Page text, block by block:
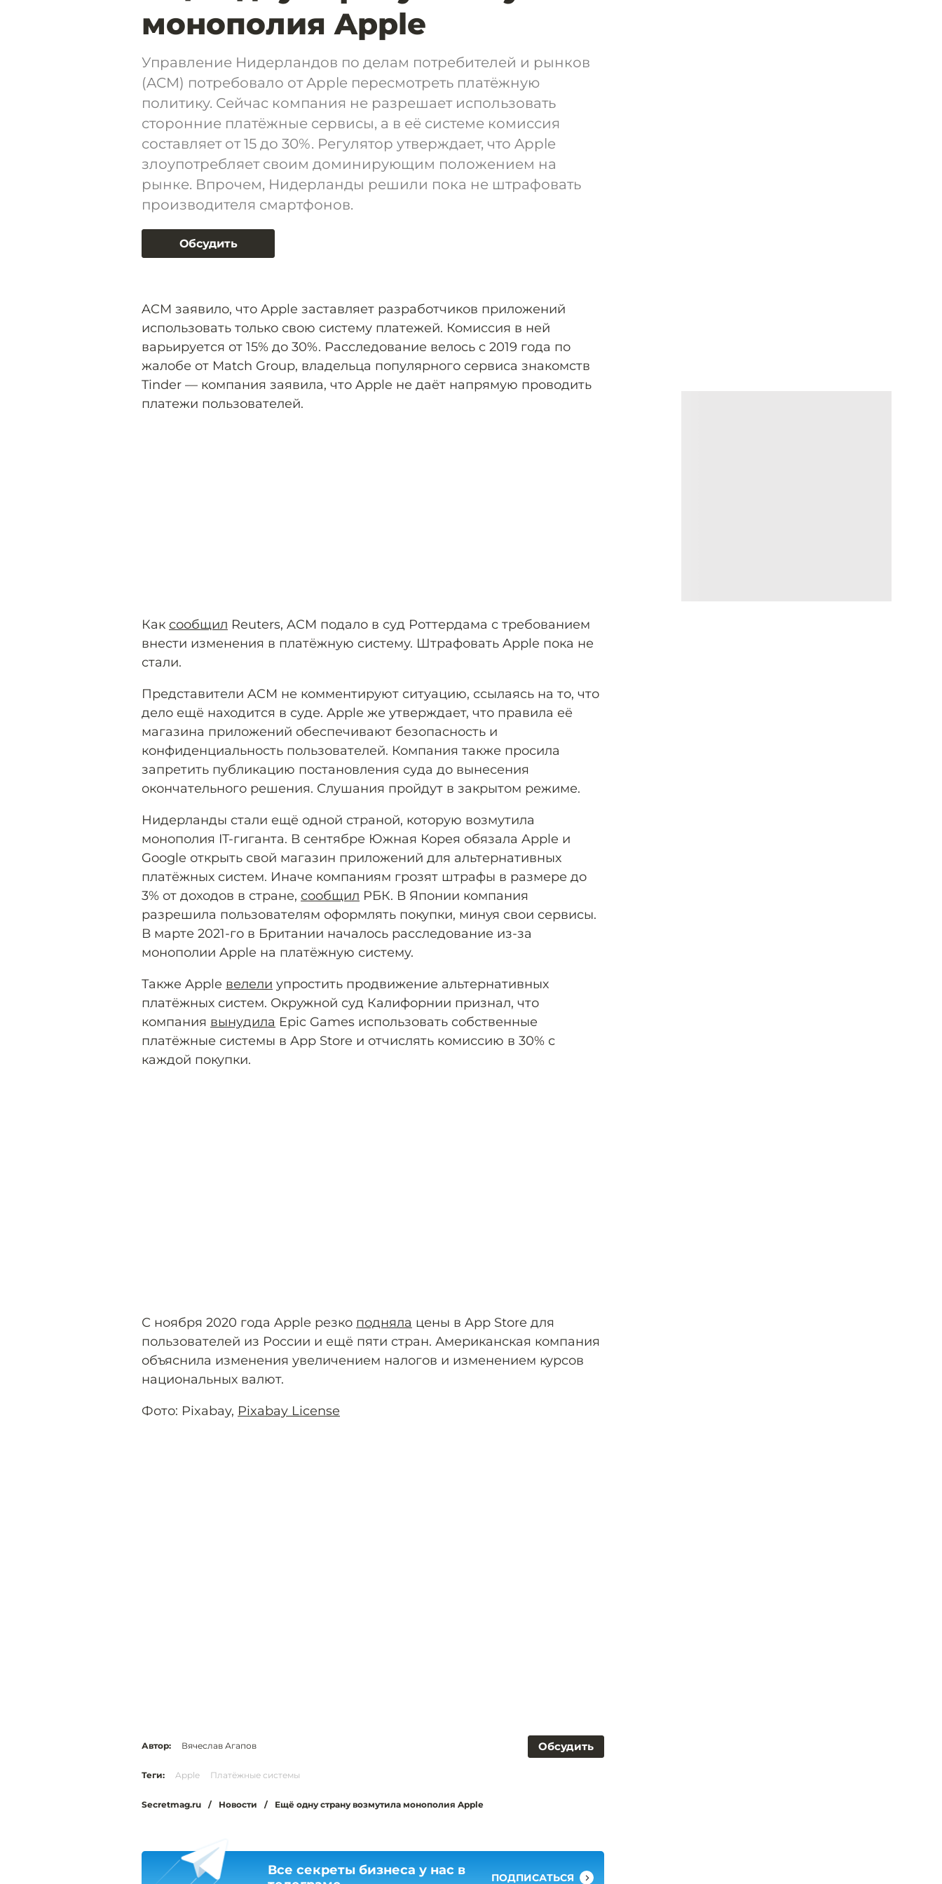
монополия Apple
Управление Нидерландов по делам потребителей и рынков
(ACM) потребовало от Apple пересмотреть платёжную
политику. Сейчас компания не разрешает использовать
сторонние платёжные сервисы, а в её системе комиссия
составляет от 15 до 30%. Регулятор утверждает, что Apple
злоупотребляет своим доминирующим положением на
рынке. Впрочем, Нидерланды решили пока не штрафовать
производителя смартфонов.
Обсудить
ACM заявило, что Apple заставляет разработчиков приложений
использовать только свою систему платежей. Комиссия в ней
варьируется от 15% до 30%. Расследование велось с 2019 года по
жалобе от Match Group, владельца популярного сервиса знакомств
Tinder — компания заявила, что Apple не даёт напрямую проводить
платежи пользователей.
Как сообщил Reuters, ACM подало в суд Роттердама с требованием
внести изменения в платёжную систему. Штрафовать Apple пока не
стали.
Представители ACM не комментируют ситуацию, ссылаясь на то, что
дело ещё находится в суде. Apple же утверждает, что правила её
магазина приложений обеспечивают безопасность и
конфиденциальность пользователей. Компания также просила
запретить публикацию постановления суда до вынесения
окончательного решения. Слушания пройдут в закрытом режиме.
Нидерланды стали ещё одной страной, которую возмутила
монополия IT-гиганта. В сентябре Южная Корея обязала Apple и
Google открыть свой магазин приложений для альтернативных
платёжных систем. Иначе компаниям грозят штрафы в размере до
3% от доходов в стране, сообщил РБК. В Японии компания
разрешила пользователям оформлять покупки, минуя свои сервисы.
В марте 2021-го в Британии началось расследование из-за
монополии Apple на платёжную систему.
Также Apple велели упростить продвижение альтернативных
платёжных систем. Окружной суд Калифорнии признал, что
компания вынудила Epic Games использовать собственные
платёжные системы в App Store и отчислять комиссию в 30% с
каждой покупки.
С ноября 2020 года Apple резко подняла цены в App Store для
пользователей из России и ещё пяти стран. Американская компания
объяснила изменения увеличением налогов и изменением курсов
национальных валют.
Фото: Pixabay, Pixabay License
Обсудить
Автор: Вячеслав Агапов
Теги: Apple Платёжные системы
Secretmag.ru / Новости / Ещё одну страну возмутила монополия Apple
Все секреты бизнеса у нас в
ПОДПИСАТЬСЯ